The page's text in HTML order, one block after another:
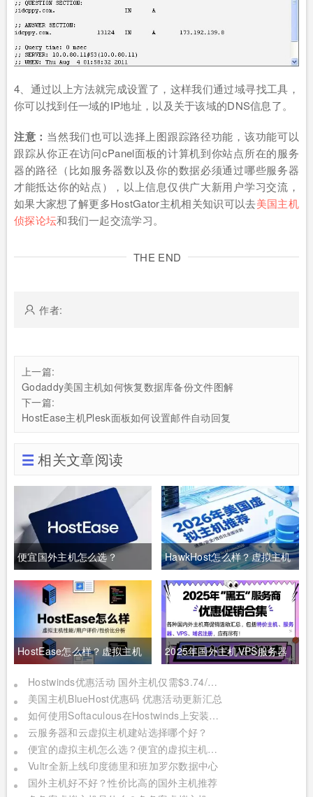
4、通过以上方法就完成设置了，这样我们通过域寻找工具，
你可以找到任一域的IP地址，以及关于该域的DNS信息了。
注意： 当然我们也可以选择上图跟踪路径功能，该功能可以
跟踪从你正在访问cPanel面板的计算机到你站点所在的服务
器的路径（比如服务器数以及你的数据必须通过哪些服务器
才能抵达你的站点），以上信息仅供广大新用户学习交流，
如果大家想了解更多HostGator主机相关知识可以去美国主机
侦探论坛和我们一起交流学习。
THE END
作者:
上一篇:
Godaddy美国主机如何恢复数据库备份文件图解
下一篇:
HostEase主机Plesk面板如何设置邮件自动回复
相关文章阅读
便宜国外主机怎么选？
HostEase入门方案月费与配
置对比
HawkHost怎么样？虚拟主机
与分销主机租用分析
HostEase怎么样？虚拟主机
与VPS方案评测
2025年国外主机VPS服务器
黑五活动大盘点
Hostwinds优惠活动 国外主机仅需$3.74/月 国外VPS低至$4.99/月
美国主机BlueHost优惠码 优惠活动更新汇总
如何使用Softaculous在Hostwinds上安装WordPress？
云服务器和云虚拟主机建站选择哪个好？
便宜的虚拟主机怎么选？便宜的虚拟主机哪家好？
Vultr全新上线印度德里和班加罗尔数据中心
国外主机好不好？性价比高的国外主机推荐